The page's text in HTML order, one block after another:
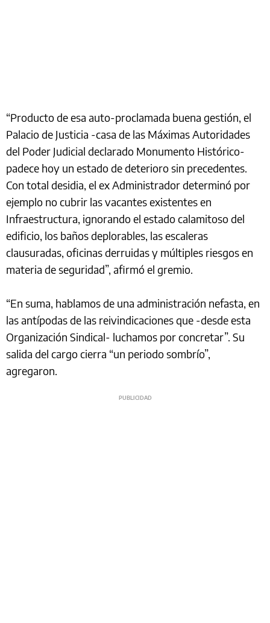
“Producto de esa auto-proclamada buena gestión, el
Palacio de Justicia -casa de las Máximas Autoridades
del Poder Judicial declarado Monumento Histórico-
padece hoy un estado de deterioro sin precedentes.
Con total desidia, el ex Administrador determinó por
ejemplo no cubrir las vacantes existentes en
Infraestructura, ignorando el estado calamitoso del
edificio, los baños deplorables, las escaleras
clausuradas, oficinas derruidas y múltiples riesgos en
materia de seguridad”, afirmó el gremio.
“En suma, hablamos de una administración nefasta, en
las antípodas de las reivindicaciones que -desde esta
Organización Sindical- luchamos por concretar”. Su
salida del cargo cierra “un periodo sombrío”,
agregaron.